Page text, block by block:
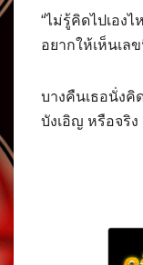
“ไม่รู้คิดไปเอง
อยากให้เห็นเลข
บางคืนเธอนั่งคิ
บังเอิญ หรือจริ